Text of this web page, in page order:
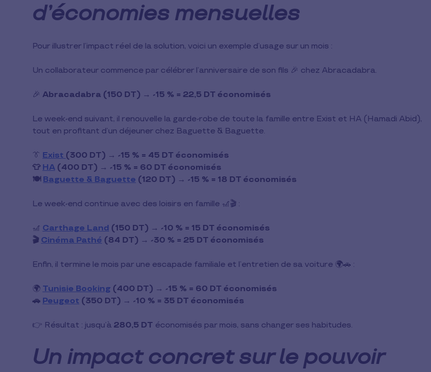
d’économies mensuelles
Pour illustrer l’impact réel de la solution, voici un exemple d’usage sur un mois :
Un collaborateur commence par célébrer l’anniversaire de son fils 🎉 chez Abracadabra.
🎉 Abracadabra (150 DT) → -15 % = 22,5 DT économisés
Le week-end suivant, il renouvelle la garde-robe de toute la famille entre Exist et HA (Hamadi Abid),
tout en profitant d’un déjeuner chez Baguette & Baguette.
👔 Exist (300 DT) → -15 % = 45 DT économisés
👕 HA (400 DT) → -15 % = 60 DT économisés
🍽️ Baguette & Baguette (120 DT) → -15 % = 18 DT économisés
Le week-end continue avec des loisirs en famille 🎢🎬 :
🎢 Carthage Land (150 DT) → -10 % = 15 DT économisés
🎬 Cinéma Pathé (84 DT) → -30 % = 25 DT économisés
Enfin, il termine le mois par une escapade familiale et l’entretien de sa voiture 🌍🚗 :
🌍 Tunisie Booking (400 DT) → -15 % = 60 DT économisés
🚗 Peugeot (350 DT) → -10 % = 35 DT économisés
👉 Résultat : jusqu’à 280,5 DT économisés par mois, sans changer ses habitudes.
Un impact concret sur le pouvoir